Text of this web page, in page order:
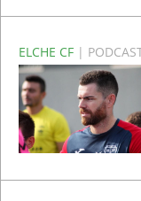
ELCHE CF |